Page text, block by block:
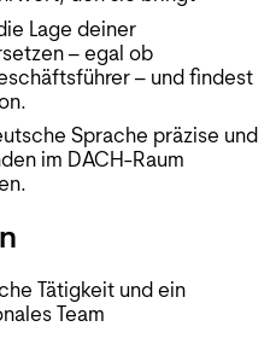
Lage deiner
– egal ob
– und findest
Sprache präzise und
im DACH-Raum
Tätigkeit und ein
Team